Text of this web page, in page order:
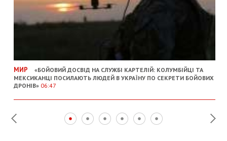
МИР
«БОЙОВИЙ ДОСВІД НА СЛУЖБІ КАРТЕЛІЙ: КОЛУМБІЙЦІ ТА
МЕКСИКАНЦІ ПОСИЛАЮТЬ ЛЮДЕЙ В УКРАЇНУ ПО СЕКРЕТИ БОЙОВИХ
ДРОНІВ» 06:47